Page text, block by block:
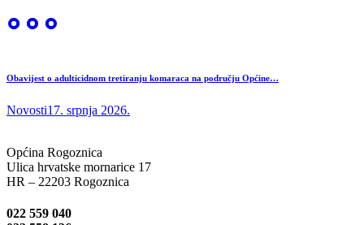
Obavijest o adulticidnom tretiranju komaraca na području Općine…
Novosti17. srpnja 2026.
Općina Rogoznica
Ulica hrvatske mornarice 17
HR – 22203 Rogoznica
022 559 040